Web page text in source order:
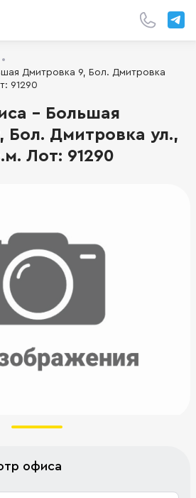
Дмитровка 9, Бол. Дмитровка
91290
- Большая
Бол. Дмитровка ул.,
Лот: 91290
офиса